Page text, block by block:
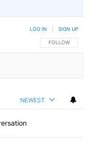
FOLLOW THIS
FOLLOW
LOG IN SIGN UP
NEWEST